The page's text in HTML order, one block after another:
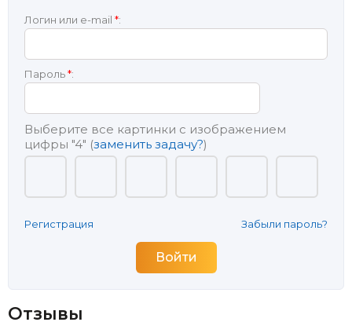
Логин или e-mail *:
Пароль*:
Выберите все картинки с изображением
цифры "4" (заменить задачу?)
Регистрация Забыли пароль?
Отзывы